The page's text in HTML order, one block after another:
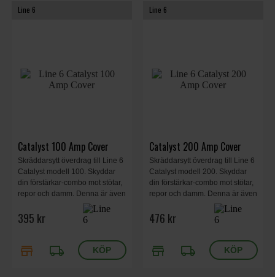
Line 6
Catalyst 100 Amp Cover
Skräddarsytt överdrag till Line 6
Catalyst modell 100. Skyddar
din förstärkar-combo mot stötar,
repor och damm. Denna är även
vattenavvisande. Catalyst logo
på utsidan.
395 kr
store local_shipping
Line 6
Catalyst 200 Amp Cover
Skräddarsytt överdrag till Line 6
Catalyst modell 200. Skyddar
din förstärkar-combo mot stötar,
repor och damm. Denna är även
vattenavvisande. Catalyst logo
på utsidan.
476 kr
store local_shipping